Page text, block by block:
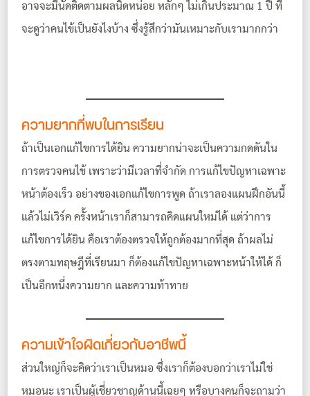
อาจจะมีนัดติดตามผลนิดหน่อย หลักๆ ไม่เกินประมาณ 1 ปี ที่
จะดูว่าคนไข้เป็นยังไงบ้าง ซึ่งรู้สึกว่ามันเหมาะกับเรามากกว่า
ความยากที่พบในการเรียน
ถ้าเป็นเอกแก้ไขการได้ยิน ความยากน่าจะเป็นความกดดันใน
การตรวจคนไข้ เพราะว่ามีเวลาที่จำกัดการแก้ไขปัญหาเฉพาะ
หน้าต้องเร็ว อย่างของเอกแก้ไขการพูด ถ้าเราลองแผนฝึกอันนี้
แล้วไม่เวิร์ค ครั้งหน้าเราก็สามารถคิดแผนใหม่ได้ แต่ว่าการ
แก้ไขการได้ยิน คือเราต้องตรวจให้ถูกต้องมากที่สุด ถ้าผลไม่
ตรงตามทฤษฎีที่เรียนมา ก็ต้องแก้ไขปัญหาเฉพาะหน้าให้ได้ ก็
เป็นอีกหนึ่งความยาก และความท้าทาย
ความเข้าใจผิดเกี่ยวกับอาชีพนี้
ส่วนใหญ่ก็จะคิดว่าเราเป็นหมอ ซึ่งเราก็ต้องบอกว่าเราไม่ใช่
หมอนะ เราเป็นผู้เชี่ยวชาญด้านนี้เฉยๆ หรือบางคนก็จะถามว่า